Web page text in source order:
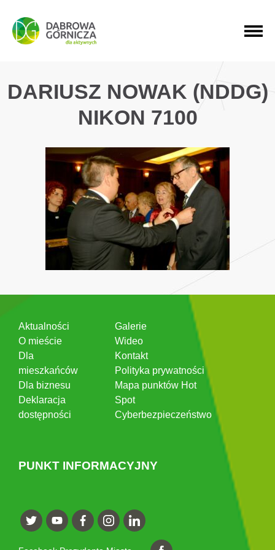
PRZEJDŹ DO MENU GŁÓWNEGO
PRZEJDŹ DO WYSZUKIWARKI
PRZEJDŹ DO TREŚCI
DARIUSZ NOWAK (NDDG)
NIKON 7100
Aktualności
O mieście
Dla
mieszkańców
Dla biznesu
Deklaracja
dostępności
Galerie
Wideo
Kontakt
Polityka prywatności
Mapa punktów Hot
Spot
Cyberbezpieczeństwo
PUNKT INFORMACYJNY